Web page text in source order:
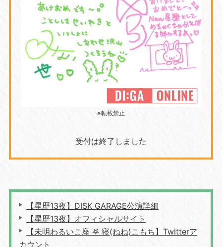
※転載禁止
受付は終了しました
【星歴13夜】DISK GARAGE公演詳細
【星歴13夜】オフィシャルサイト
【未明わるいこ座 𖤐 寝(ねね)こもち】Twitterア
カウント